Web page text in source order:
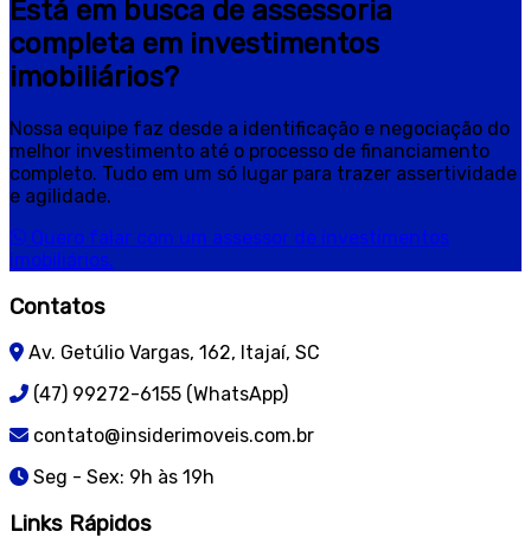
Está em busca de assessoria
completa em investimentos
imobiliários?
Nossa equipe faz desde a identificação e negociação do
melhor investimento até o processo de financiamento
completo. Tudo em um só lugar para trazer assertividade
e agilidade.
Quero falar com um assessor de investimentos
imobiliários.
Contatos
Av. Getúlio Vargas, 162, Itajaí, SC
(47) 99272-6155 (WhatsApp)
contato@insiderimoveis.com.br
Seg - Sex: 9h às 19h
Links Rápidos